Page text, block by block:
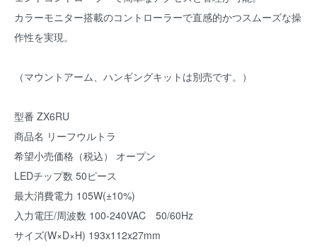
カラーモニター搭載のコントローラーで直感的かつスムーズな操
作性を実現。
（マウントアーム、ハンギングキットは別売です。）
型番 ZX6RU
商品名 リーフウルトラ
希望小売価格（税込） オープン
LEDチップ数 50ピース
最大消費電力 105W(±10%)
入力電圧/周波数 100-240VAC 50/60Hz
サイズ(W×D×H) 193x112x27mm